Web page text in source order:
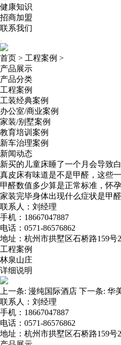
健康知识
招商加盟
联系我们
首页 > 工程案例 >
产品展示
产品分类
工程案例
工装经典案例
办公室/商业案例
家装/别墅案例
教育培训案例
新车治理案例
新闻动态
新买的儿童床睡了一个月会导致
真皮床有味道是不是甲醛，这些
甲醛数值多少算是正常标准，怀
家装完毕身体出现什么症状是甲
联系人：刘经理
手机：18667047887
电话：0571-86576862
地址：杭州市拱墅区石桥路159号
工程案例
林泉山庄
详细说明
上一条: 漫纯国际酒店 下一条: 华
联系人：刘经理
手机：18667047887
电话：0571-86576862
地址：杭州市拱墅区石桥路159号